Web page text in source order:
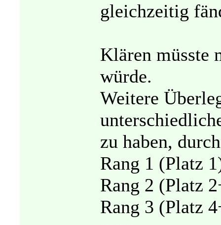
gleichzeitig
Klären müsste
würde.
Weitere
zu haben,
Rang 1 (Platz
Rang 2 (Platz
Rang 3 (Platz